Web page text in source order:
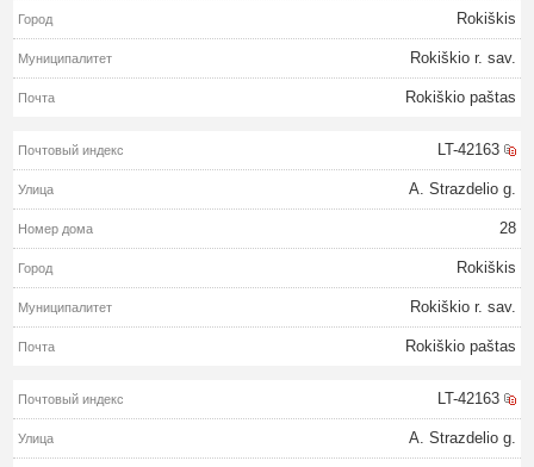
Rokiškis
Rokiškio r. sav.
Rokiškio paštas
LT-42163
A. Strazdelio g.
28
Rokiškis
Rokiškio r. sav.
Rokiškio paštas
LT-42163
A. Strazdelio g.